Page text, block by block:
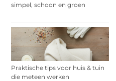
simpel, schoon en groen
Praktische tips voor huis & tuin
die meteen werken